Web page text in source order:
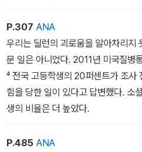
다. ˝익숙해질 거야. 원래 늘 그래.˝
P.307 ANA
우리는 딜런의 괴로움을 알아차리지
문 일은 아니었다. 2011년 미국질병
⁴ 전국 고등학생의 20퍼센트가 조사
힘을 당한 일이 있다고 답변했다. 소
생의 비율은 더 높았다.
P.485 ANA